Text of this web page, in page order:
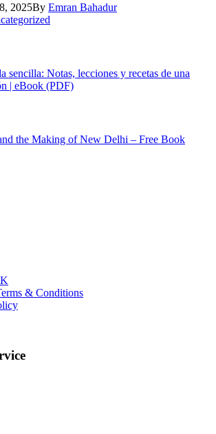
2025By Emran Bahadur
sencilla: Notas, lecciones y recetas de una
| eBook (PDF)
the Making of New Delhi – Free Book
& Conditions